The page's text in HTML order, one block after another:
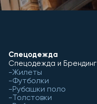
Спецодежда
Спецодежда и Брендинг
Жилеты
Футболки
Рубашки поло
Толстовки